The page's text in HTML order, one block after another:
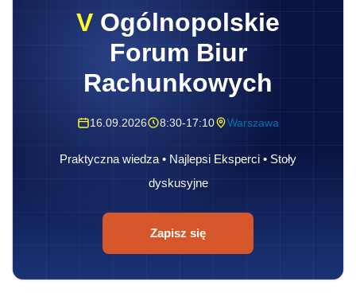
V Ogólnopolskie
Forum Biur
Rachunkowych
16.09.2026 8:30-17:10 Warszawa
Praktyczna wiedza • Najlepsi Eksperci • Stoły
dyskusyjne
Zapisz się